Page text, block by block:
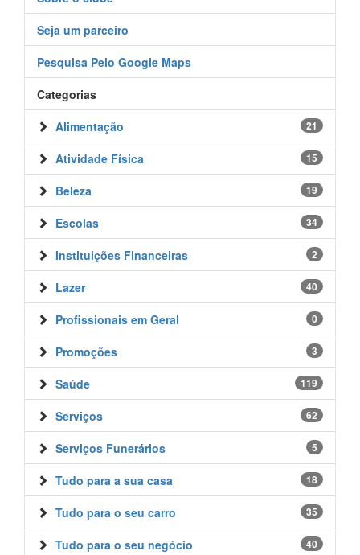
Seja um parceiro
Pesquisa Pelo Google Maps
Categorias
21
Alimentação
15
Atividade Física
19
Beleza
34
Escolas
2
Instituições Financeiras
40
Lazer
0
Profissionais em Geral
3
Promoções
119
Saúde
62
Serviços
5
Serviços Funerários
18
Tudo para a sua casa
35
Tudo para o seu carro
40
Tudo para o seu negócio